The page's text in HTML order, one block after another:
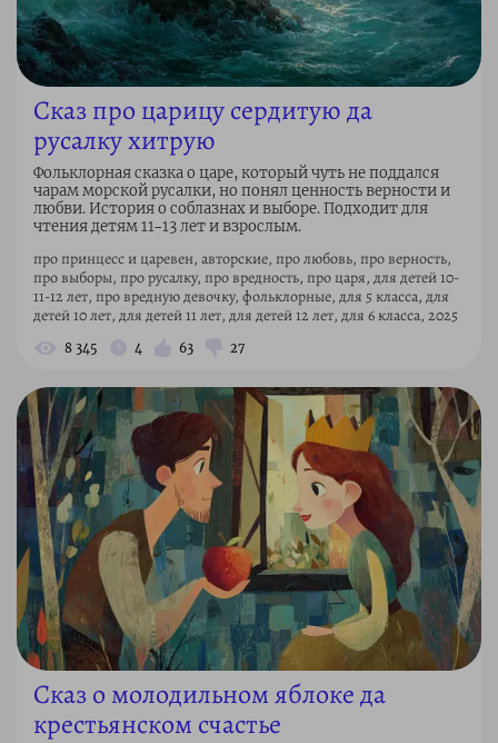
Сказ про царицу сердитую да
русалку хитрую
Фольклорная сказка о царе, который чуть не поддался
чарам морской русалки, но понял ценность верности и
любви. История о соблазнах и выборе. Подходит для
чтения детям 11–13 лет и взрослым.
про принцесс и царевен, авторские, про любовь, про верность,
про выборы, про русалку, про вредность, про царя, для детей 10-
11-12 лет, про вредную девочку, фольклорные, для 5 класса, для
детей 10 лет, для детей 11 лет, для детей 12 лет, для 6 класса, 2025
8 345 4 63 27
Сказ о молодильном яблоке да
крестьянском счастье